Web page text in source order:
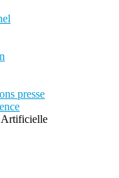
presse
Artificielle